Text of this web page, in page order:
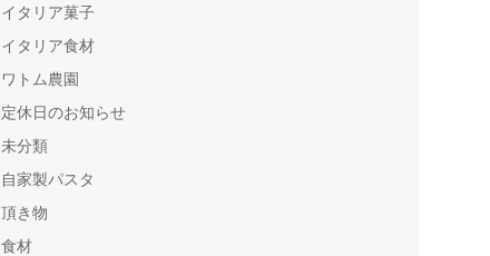
イタリア菓子
イタリア食材
ワトム農園
定休日のお知らせ
未分類
自家製パスタ
頂き物
食材